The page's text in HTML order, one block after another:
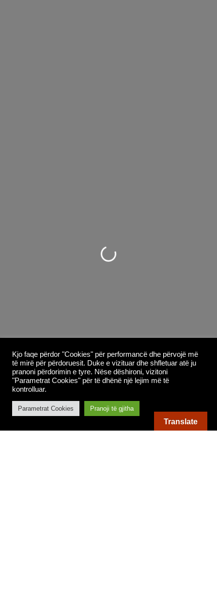
Duke ngarkuar...
Kjo faqe përdor "Cookies" për performancë dhe përvojë më
të mirë për përdoruesit. Duke e vizituar dhe shfletuar atë ju
pranoni përdorimin e tyre. Nëse dëshironi, vizitoni
"Parametrat Cookies" për të dhënë një lejim më të
kontrolluar.
Parametrat Cookies Pranoji të gjitha
Translate